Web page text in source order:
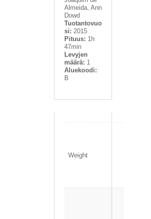
Almeida, Ann
Dowd
Tuotantovuo
si: 2015
Pituus: 1h
47min
Levyjen
määrä: 1
Aluekoodi:
B
Weight